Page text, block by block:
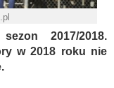
2017/2018.
w 2018 roku nie